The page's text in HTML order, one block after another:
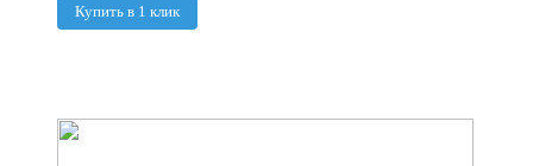
Купить в 1 клик